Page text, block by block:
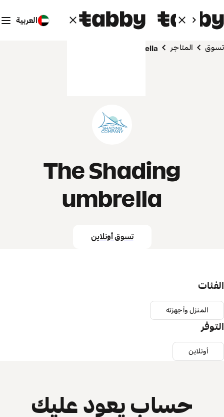
العربية
تسوق المتاجر The Shading umbrella
The Shading
umbrella
تسوق أونلاين
الفئات
المنزل وأجهزته
التوفر
أونلاين
حساب يعود عليك